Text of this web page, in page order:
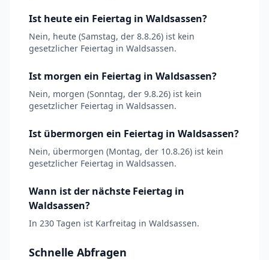
Ist heute ein Feiertag in Waldsassen?
Nein, heute (Samstag, der 8.8.26) ist kein
gesetzlicher Feiertag in Waldsassen.
Ist morgen ein Feiertag in Waldsassen?
Nein, morgen (Sonntag, der 9.8.26) ist kein
gesetzlicher Feiertag in Waldsassen.
Ist übermorgen ein Feiertag in Waldsassen?
Nein, übermorgen (Montag, der 10.8.26) ist kein
gesetzlicher Feiertag in Waldsassen.
Wann ist der nächste Feiertag in
Waldsassen?
In 230 Tagen ist Karfreitag in Waldsassen.
Schnelle Abfragen